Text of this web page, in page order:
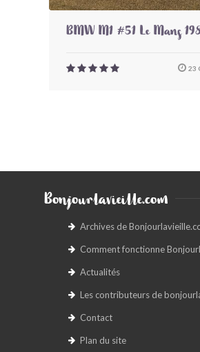
BMW M1 #51 Le Mans
23
Bonjourlavieille.com
Archives de
Comment fonctionne
Actualités
Les contributeurs de
Contact
Plan du site